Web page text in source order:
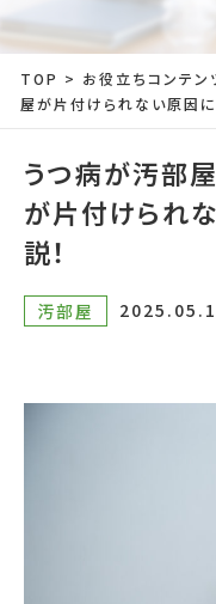
TOP > お役立ちコンテン
屋が片付けられない原因に
うつ病が汚部
が片付けられ
説！
汚部屋